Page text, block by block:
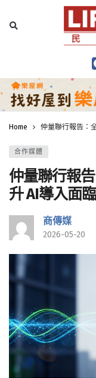
Home 仲量聯行報告：
合作媒體
仲量聯行報
升 AI導入面
商傳媒
2026-05-20